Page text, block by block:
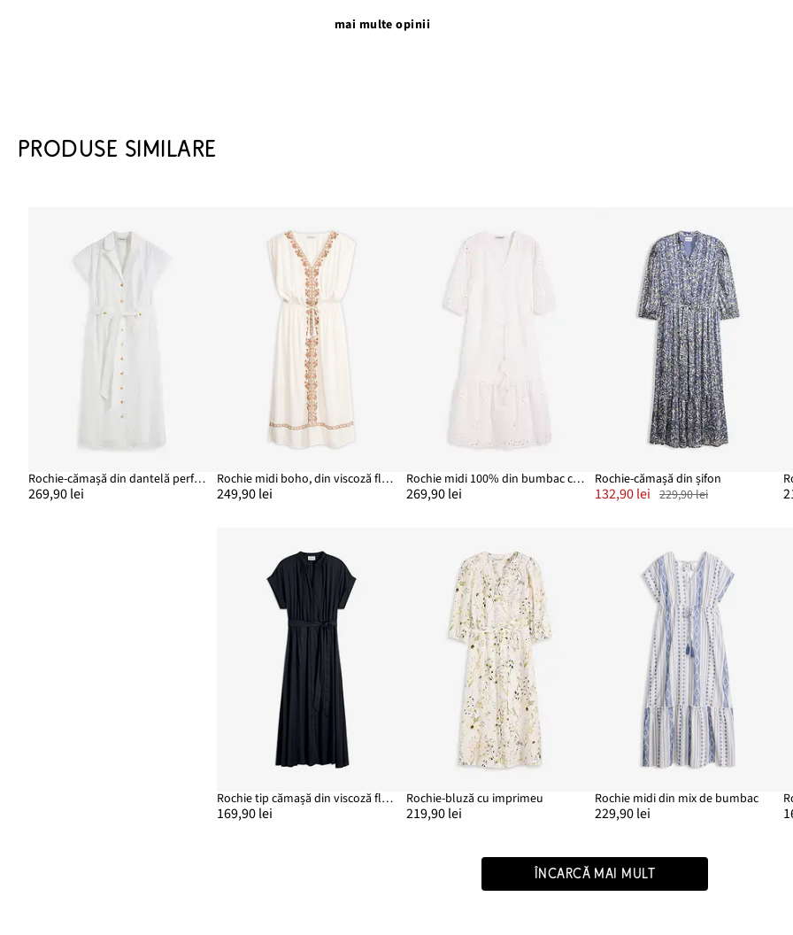
mai multe opinii
PRODUSE SIMILARE
Rochie-cămașă din dantelă perforată
269,90 lei
Rochie midi boho, din viscoză fluidă
249,90 lei
Rochie midi 100% din bumbac cu broderie perforată
269,90 lei
Rochie-cămașă din șifon
132,90 lei 229,90 lei
Rochie tip cămașă din viscoză fluidă
169,90 lei
Rochie-bluză cu imprimeu
219,90 lei
Rochie midi din mix de bumbac
229,90 lei
ÎNCARCĂ MAI MULT